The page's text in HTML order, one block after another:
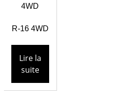
R-16 4WD
Lire la
suite